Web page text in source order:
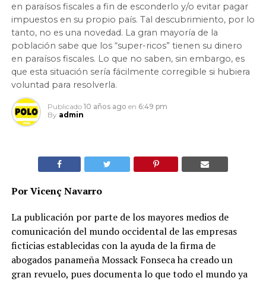
en paraísos fiscales a fin de esconderlo y/o evitar pagar
impuestos en su propio país. Tal descubrimiento, por lo
tanto, no es una novedad. La gran mayoría de la
población sabe que los “super-ricos” tienen su dinero
en paraísos fiscales. Lo que no saben, sin embargo, es
que esta situación sería fácilmente corregible si hubiera
voluntad para resolverla.
Publicado 10 años ago en 6:49 pm
By admin
Por Vicenç Navarro
La publicación por parte de los mayores medios de
comunicación del mundo occidental de las empresas
ficticias establecidas con la ayuda de la firma de
abogados panameña Mossack Fonseca ha creado un
gran revuelo, pues documenta lo que todo el mundo ya